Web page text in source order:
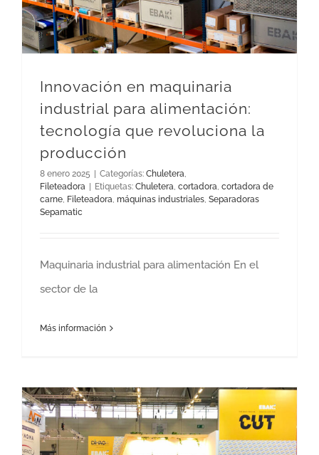
Innovación en maquinaria
industrial para alimentación:
tecnología que revoluciona la
producción
8 enero 2025 Categorías: Chuletera,
Fileteadora
Etiquetas: Chuletera, cortadora, cortadora de
carne, Fileteadora, máquinas industriales, Separadoras
Sepamatic
Maquinaria industrial para alimentación En el
sector de la
Más información